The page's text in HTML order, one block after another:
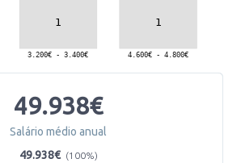
49.938€
Salário médio anual
49.938€ (100%)